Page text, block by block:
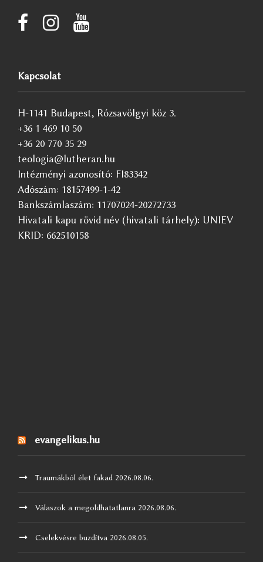
Kapcsolat
H-1141 Budapest, Rózsavölgyi köz 3.
+36 1 469 10 50
+36 20 770 35 29
teologia@lutheran.hu
Intézményi azonosító: FI83342
Adószám: 18157499-1-42
Bankszámlaszám: 11707024-20272733
Hivatali kapu rövid név (hivatali tárhely): UNIEV
KRID: 662510158
evangelikus.hu
Traumákból élet fakad 2026.08.06.
Válaszok a megoldhatatlanra 2026.08.06.
Cselekvésre buzdítva 2026.08.05.